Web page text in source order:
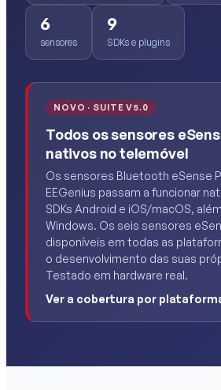
6
sensores
9
SDKs e plugins
NOVO · SUITE V5.0
Todos os sensores
nativos no telemóvel
Os sensores Bluetooth eSense
EEGenius passam a funcionar
SDKs Android e iOS/macOS,
Windows. Os seis sensores
disponíveis em todas as
o desenvolvimento das suas
Testado em hardware real.
Ver a cobertura por